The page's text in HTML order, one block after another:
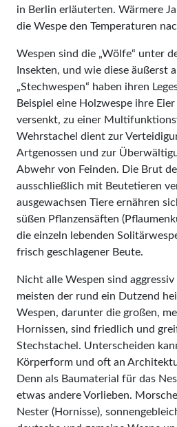
in Berlin erläuterten. Wärmere
die Wespe den Temperaturen
Wespen sind die „Wölfe“ unter
Insekten, und wie diese äußerst
„Stechwespen“ haben ihren
Beispiel eine Holzwespe ihre
versenkt, zu einer
Wehrstachel dient zur
Artgenossen und zur
Abwehr von Feinden. Die Brut
ausschließlich mit Beutetieren
ausgewachsen Tiere ernähren
süßen Pflanzensäften
die einzeln lebenden
frisch geschlagener Beute.
Nicht alle Wespen sind
meisten der rund ein Dutzend
Wespen, darunter die großen,
Hornissen, sind friedlich und
Stechstachel. Unterscheiden
Körperform und oft an
Denn als Baumaterial für das
etwas andere Vorlieben.
Nester (Hornisse),